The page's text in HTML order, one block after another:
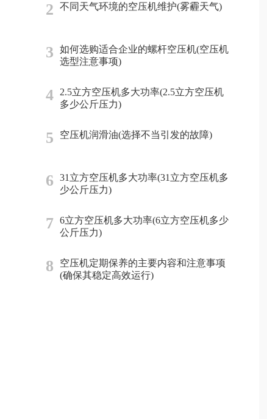
2 不同天气环境的空压机维护(雾霾天气)
3
如何选购适合企业的螺杆空压机(空压机
选型注意事项)
4
2.5立方空压机多大功率(2.5立方空压机
多少公斤压力)
5 空压机润滑油(选择不当引发的故障)
6
31立方空压机多大功率(31立方空压机多
少公斤压力)
7
6立方空压机多大功率(6立方空压机多少
公斤压力)
8
空压机定期保养的主要内容和注意事项
(确保其稳定高效运行)